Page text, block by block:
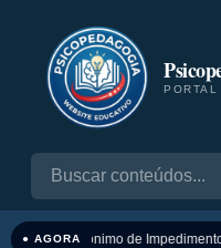
PORTAL
● AGORASinônimo de